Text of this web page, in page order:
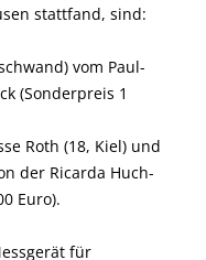
stattfand, sind:
vom Paul-
(Sonderpreis 1
Roth (18, Kiel) und
der Ricarda Huch-
Euro).
für